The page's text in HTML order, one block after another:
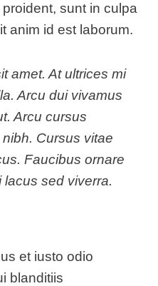
sunt in culpa
anim id est laborum.
amet. At ultrices mi
Arcu dui vivamus
Arcu cursus
Cursus vitae
Faucibus ornare
sed viverra.
et iusto odio
blanditiis